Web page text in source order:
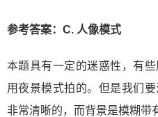
参考答案：C. 人像模式
本题具有一定的迷惑性，有
用夜景模式拍的。但是我们
非常清晰的，而背景是模糊带